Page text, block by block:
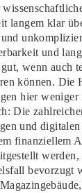
langem klar
und
wenn auch
können. Die
hier weniger
Die
und
finanziellem
werden,
bevorzugt